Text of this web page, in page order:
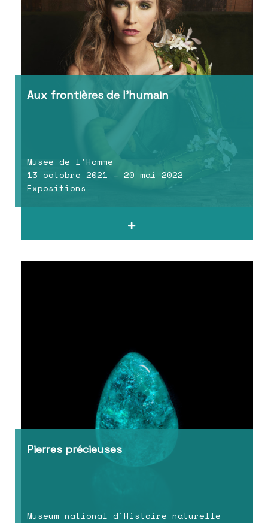
Aux frontières de l’humain
Musée de l’Homme
13 octobre 2021 – 20 mai 2022
Expositions
Pierres précieuses
Muséum national d’Histoire naturelle